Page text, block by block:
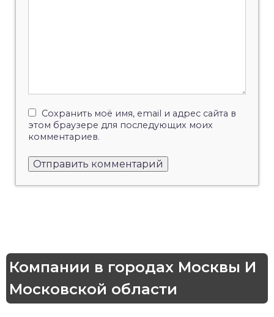
Сохранить моё имя, email и адрес сайта в
этом браузере для последующих моих
комментариев.
Компании в городах Москвы И
Московской области